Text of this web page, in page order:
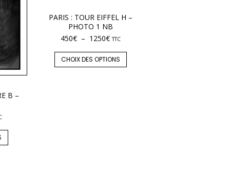
B –
PARIS : TOUR EIFFEL H –
PHOTO 1 NB
450€ – 1250€ TTC
CHOIX DES OPTIONS